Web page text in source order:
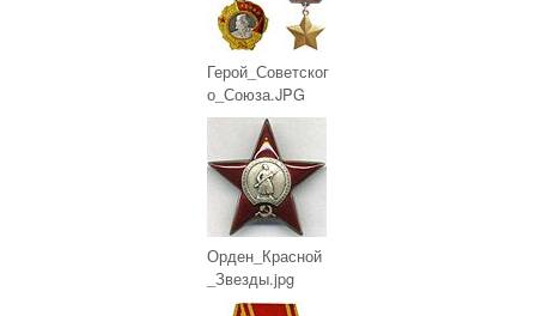
Герой_Советског
о_Союза.JPG
Орден_Красной
_Звезды.jpg